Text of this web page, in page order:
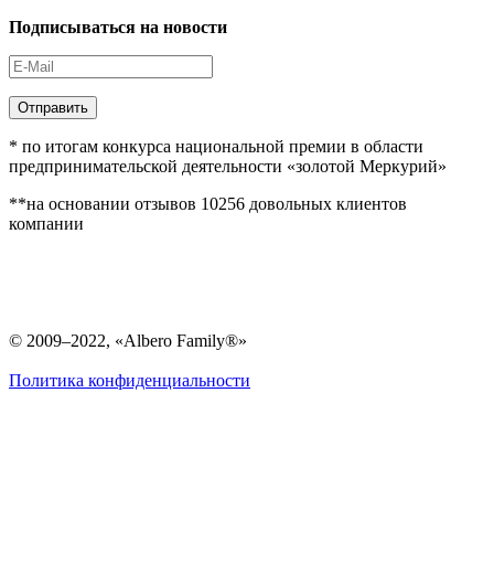
Подписываться на новости
Отправить
* по итогам конкурса национальной премии в области
предпринимательской деятельности «золотой Меркурий»
**на основании отзывов 10256 довольных клиентов
компании
© 2009–2022, «Albero Family®»
Политика конфиденциальности